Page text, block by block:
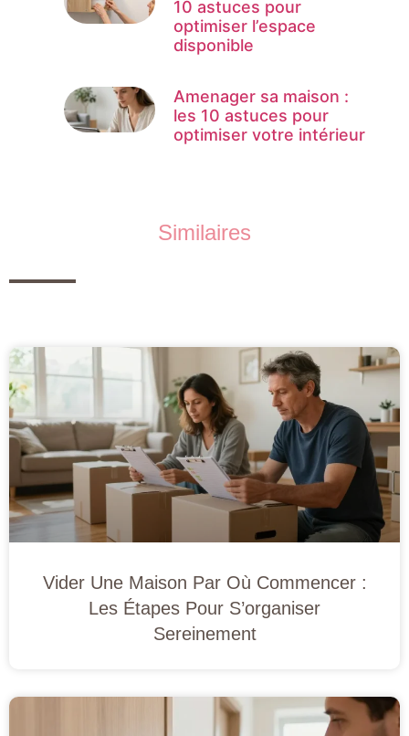
10 astuces pour
optimiser l’espace
disponible
Amenager sa maison :
les 10 astuces pour
optimiser votre intérieur
Similaires
Vider Une Maison Par Où Commencer :
Les Étapes Pour S’organiser
Sereinement